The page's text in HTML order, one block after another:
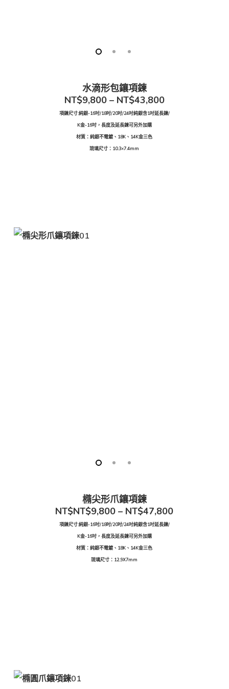
水滴形包鑲項鍊
NT$9,800 – NT$43,800
項鍊尺寸:純銀-16吋/18吋/20吋/24吋純銀含1吋延長鍊/
K金-16吋，長度及延長鍊可另外加購
材質：純銀不電鍍、18K、14K金三色
琉璃尺寸：10.3×7.4mm
橢尖形爪鑲項鍊
NT$NT$9,800 – NT$47,800
項鍊尺寸:純銀-16吋/18吋/20吋/24吋純銀含1吋延長鍊/
K金-16吋，長度及延長鍊可另外加購
材質：純銀不電鍍、18K、14K金三色
琉璃尺寸：12.9X7mm